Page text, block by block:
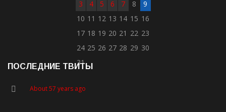
3
4 5 6 7 8
9
10 11 12 13 14 15 16
17 18 19 20 21 22 23
24 25 26 27 28 29 30
31
ПОСЛЕДНИЕ ТВИТЫ
About 57 years ago